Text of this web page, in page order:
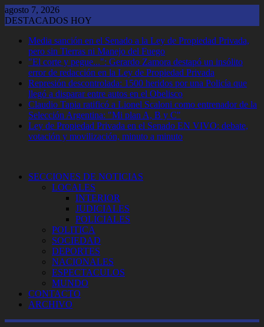
Saltar
al
agosto 7, 2026
DESTACADOS HOY
Media sanción en el Senado a la Ley de Propiedad Privada,
pero sin Tierras ni Manejo del Fuego
"El corte y pegue...": Gerardo Zamora destapó un insólito
error de redacción en la Ley de Propiedad Privada
Represión descontrolada: 1500 heridos por una Policía que
llegó a disparar entre autos en el Obelisco
Claudio Tapia ratificó a Lionel Scaloni como entrenador de la
Selección Argentina: "Mi plan A, B y C"
Ley de Propiedad Privada en el Senado EN VIVO: debate,
votación y movilización, minuto a minuto
SECCIONES DE NOTICIAS
LOCALES
INTERIOR
JUDICIALES
POLICIALES
POLITICA
SOCIEDAD
DEPORTES
NACIONALES
ESPECTACULOS
MUNDO
CONTACTO
ARCHIVO